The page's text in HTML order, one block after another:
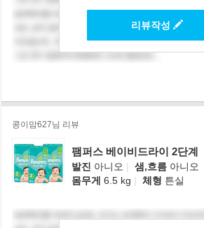
리뷰작성
콩이맘627님 리뷰
팸퍼스 베이비드라이 2단계
발진 아니오 | 샘,흐름 아니오
몸무게 6.5 kg | 체형 튼실